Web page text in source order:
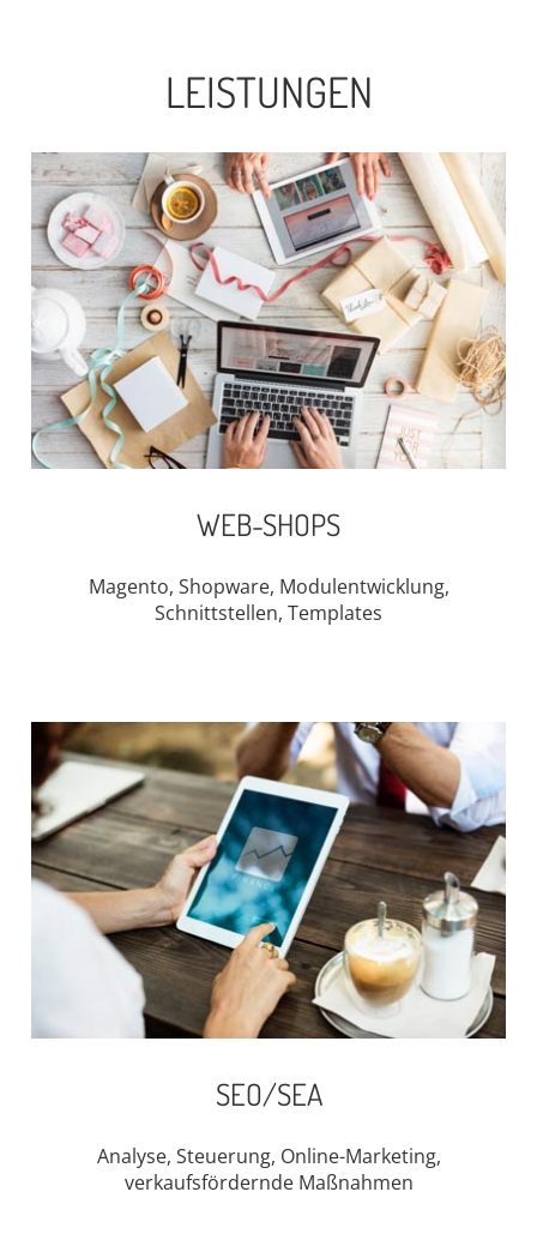
LEISTUNGEN
WEB-SHOPS
Magento, Shopware, Modulentwicklung,
Schnittstellen, Templates
SEO/SEA
Analyse, Steuerung, Online-Marketing,
verkaufsfördernde Maßnahmen